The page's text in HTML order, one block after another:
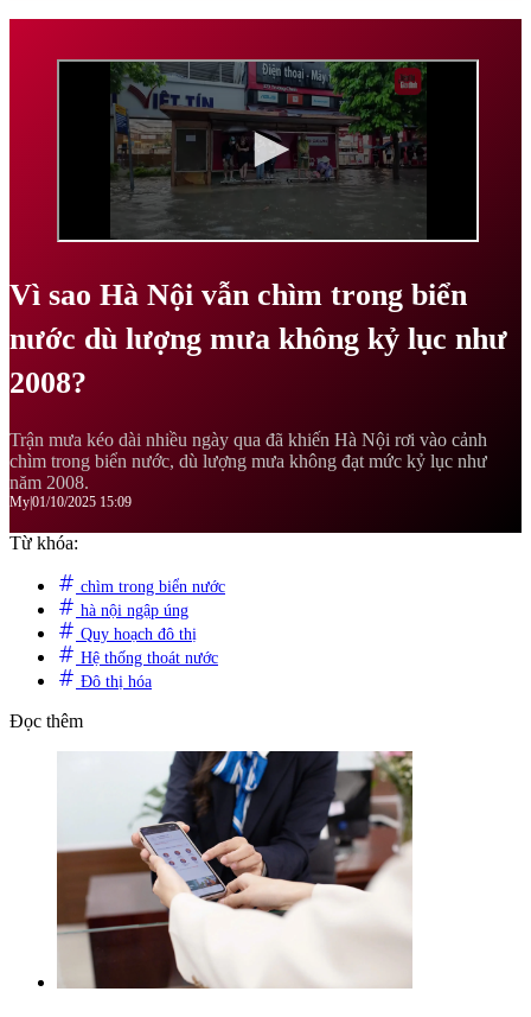
Vì sao Hà Nội vẫn chìm trong biển
nước dù lượng mưa không kỷ lục như
2008?
Trận mưa kéo dài nhiều ngày qua đã khiến Hà Nội rơi vào cảnh
chìm trong biển nước, dù lượng mưa không đạt mức kỷ lục như
năm 2008.
My01/10/2025 15:09
Từ khóa:
chìm trong biển nước
hà nội ngập úng
Quy hoạch đô thị
Hệ thống thoát nước
Đô thị hóa
Đọc thêm